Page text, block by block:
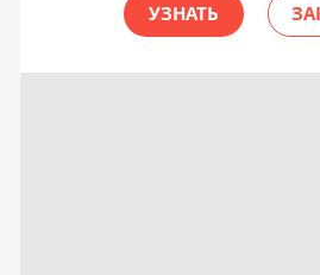
УЗНАТЬ